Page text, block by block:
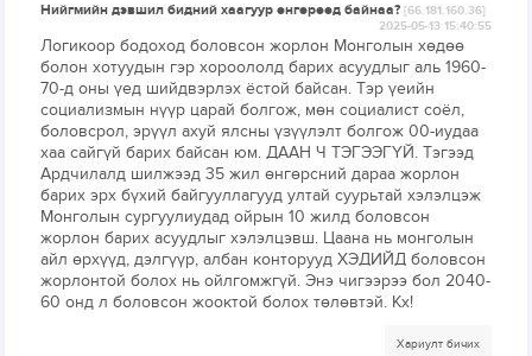
Нийгмийн дэвшил бидний хаагуур өнгөрөөд байнаа?[66.181.160.36]
2025-05-13 15:40:55
Логикоор бодоход боловсон жорлон Монголын хөдөө
болон хотуудын гэр хороололд барих асуудлыг аль 1960-
70-д оны үед шийдвэрлэх ёстой байсан. Тэр үеийн
социализмын нүүр царай болгож, мөн социалист соёл,
боловсрол, эрүүл ахуй ялсны үзүүлэлт болгож 00-иудаа
хаа сайгүй барих байсан юм. ДААН Ч ТЭГЭЭГҮЙ. Тэгээд
Ардчилалд шилжээд 35 жил өнгөрсний дараа жорлон
барих эрх бүхий байгууллагууд ултай суурьтай хэлэлцэж
Монголын сургуулиудад ойрын 10 жилд боловсон
жорлон барих асуудлыг хэлэлцэвш. Цаана нь монголын
айл өрхүүд, дэлгүүр, албан конторууд ХЭДИЙД боловсон
жорлонтой болох нь ойлгомжгүй. Энэ чигээрээ бол 2040-
60 онд л боловсон жооктой болох төлөвтэй. Кх!
Хариулт бичих